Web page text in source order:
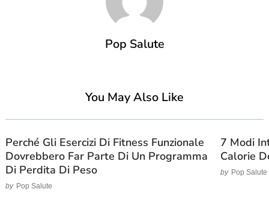
Pop Salute
You May Also Like
Perché Gli Esercizi Di Fitness Funzionale
Dovrebbero Far Parte Di Un Programma
Di Perdita Di Peso
by Pop Salute
7 Modi
Calorie
by Pop Salute